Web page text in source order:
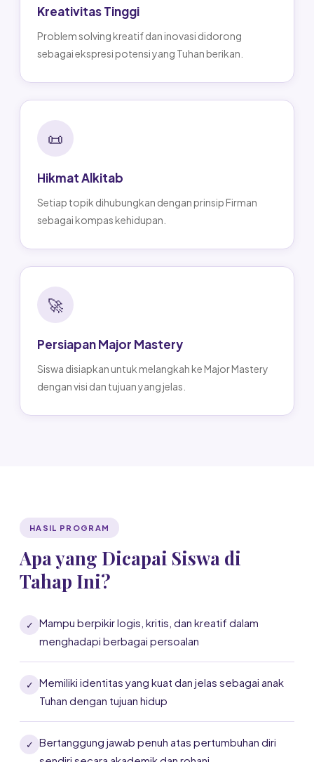
Kreativitas Tinggi
Problem solving kreatif dan inovasi didorong
sebagai ekspresi potensi yang Tuhan berikan.
📜
Hikmat Alkitab
Setiap topik dihubungkan dengan prinsip Firman
sebagai kompas kehidupan.
🚀
Persiapan Major Mastery
Siswa disiapkan untuk melangkah ke Major Mastery
dengan visi dan tujuan yang jelas.
HASIL PROGRAM
Apa yang Dicapai Siswa di
Tahap Ini?
✓
Mampu berpikir logis, kritis, dan kreatif dalam
menghadapi berbagai persoalan
✓
Memiliki identitas yang kuat dan jelas sebagai anak
Tuhan dengan tujuan hidup
✓
Bertanggung jawab penuh atas pertumbuhan diri